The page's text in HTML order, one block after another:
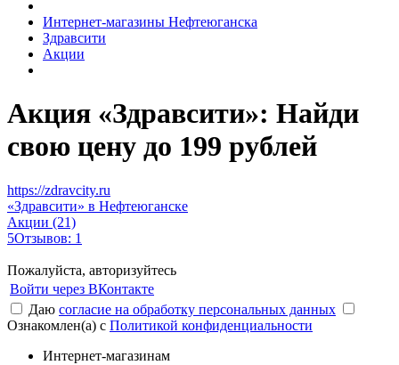
Интернет-магазины Нефтеюганска
Здравсити
Акции
Акция «Здравсити»: Найди
свою цену до 199 рублей
https://zdravcity.ru
«Здравсити» в Нефтеюганске
Акции (21)
5Отзывов: 1
Пожалуйста, авторизуйтесь
Войти через ВКонтакте
Даю согласие на обработку персональных данных
Ознакомлен(а) с Политикой конфиденциальности
Интернет-магазинам